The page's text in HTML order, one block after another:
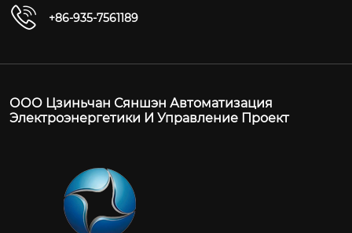
+86-935-7561189
ООО Цзиньчан Сяншэн Автоматизация
Электроэнергетики И Управление Проект